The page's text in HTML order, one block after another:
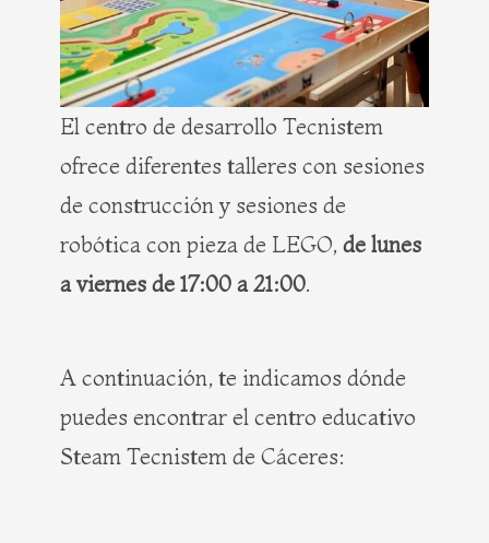
El centro de desarrollo Tecnistem
ofrece diferentes talleres con sesiones
de construcción y sesiones de
robótica con pieza de LEGO, de lunes
a viernes de 17:00 a 21:00.
A continuación, te indicamos dónde
puedes encontrar el centro educativo
Steam Tecnistem de Cáceres: